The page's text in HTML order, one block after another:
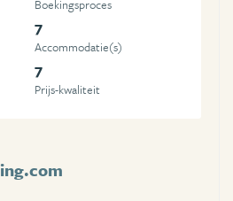
Boekingsproces
7
Accommodatie(s)
7
Prijs-kwaliteit